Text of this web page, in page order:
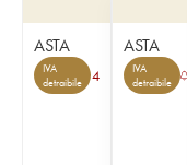
ASTA
IVA
detraibile
4
ASTA
IVA
detraibile